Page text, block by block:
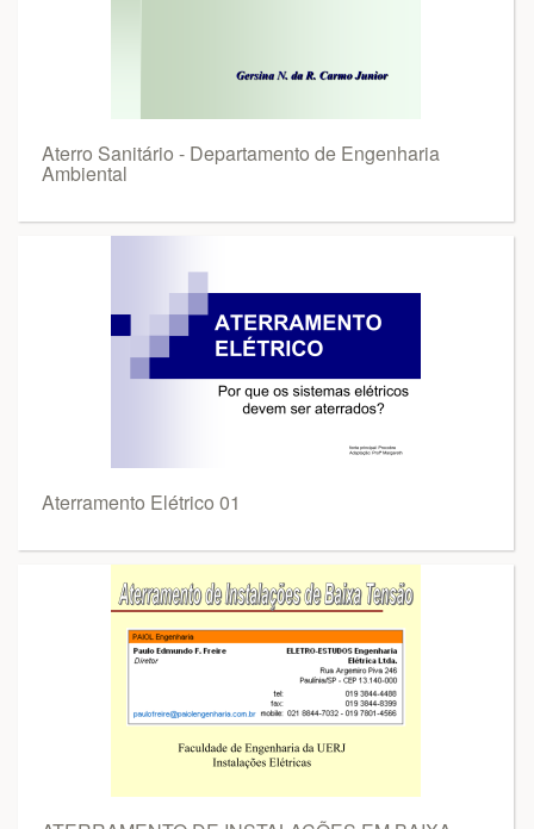
Aterro Sanitário - Departamento de Engenharia
Ambiental
Aterramento Elétrico 01